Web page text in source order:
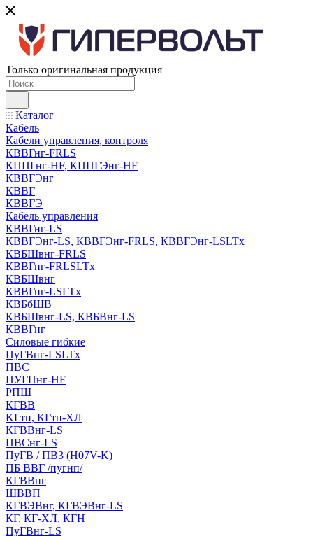
Только оригинальная продукция
Каталог
Кабель
Кабели управления, контроля
КВВГнг-FRLS
КППГнг-HF, КППГЭнг-HF
КВВГЭнг
КВВГ
КВВГЭ
Кабель управления
КВВГнг-LS
КВВГЭнг-LS, КВВГЭнг-FRLS, КВВГЭнг-LSLTx
КВБШвнг-FRLS
КВВГнг-FRLSLTx
КВБШвнг
КВВГнг-LSLTx
КВБбШВ
КВБШвнг-LS, КВБВнг-LS
КВВГнг
Силовые гибкие
ПуГВнг-LSLTx
ПВС
ПУГПнг-HF
РПШ
КГВВ
KГтп, КГтп-ХЛ
КГВВнг-LS
ПВСнг-LS
ПуГВ / ПВ3 (H07V-K)
ПБ ВВГ /пугнп/
КГВВнг
ШВВП
КГВЭВнг, КГВЭВнг-LS
КГ, КГ-ХЛ, КГН
ПуГВнг-LS